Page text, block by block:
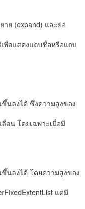
ย (expand) และย่อ
เพื่อแสดงแถบชื่อหรือแถบ
นลงได้ ซึ่งความสูงของ
อน โดยเฉพาะเมื่อมี
นลงได้ โดยความสูงของ
แต่มี